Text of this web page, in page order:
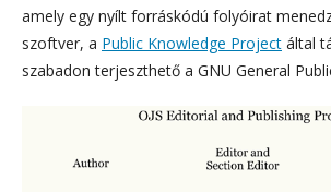
amely egy nyílt forráskódú folyóirat
szoftver, a Public Knowledge Project által
szabadon terjeszthető a GNU General